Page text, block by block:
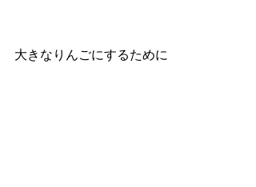
大きなりんごにするために